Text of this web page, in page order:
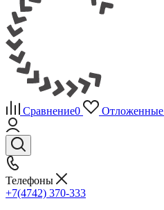
Сравнение0 Отложенные
Телефоны
+7(4742) 370-333